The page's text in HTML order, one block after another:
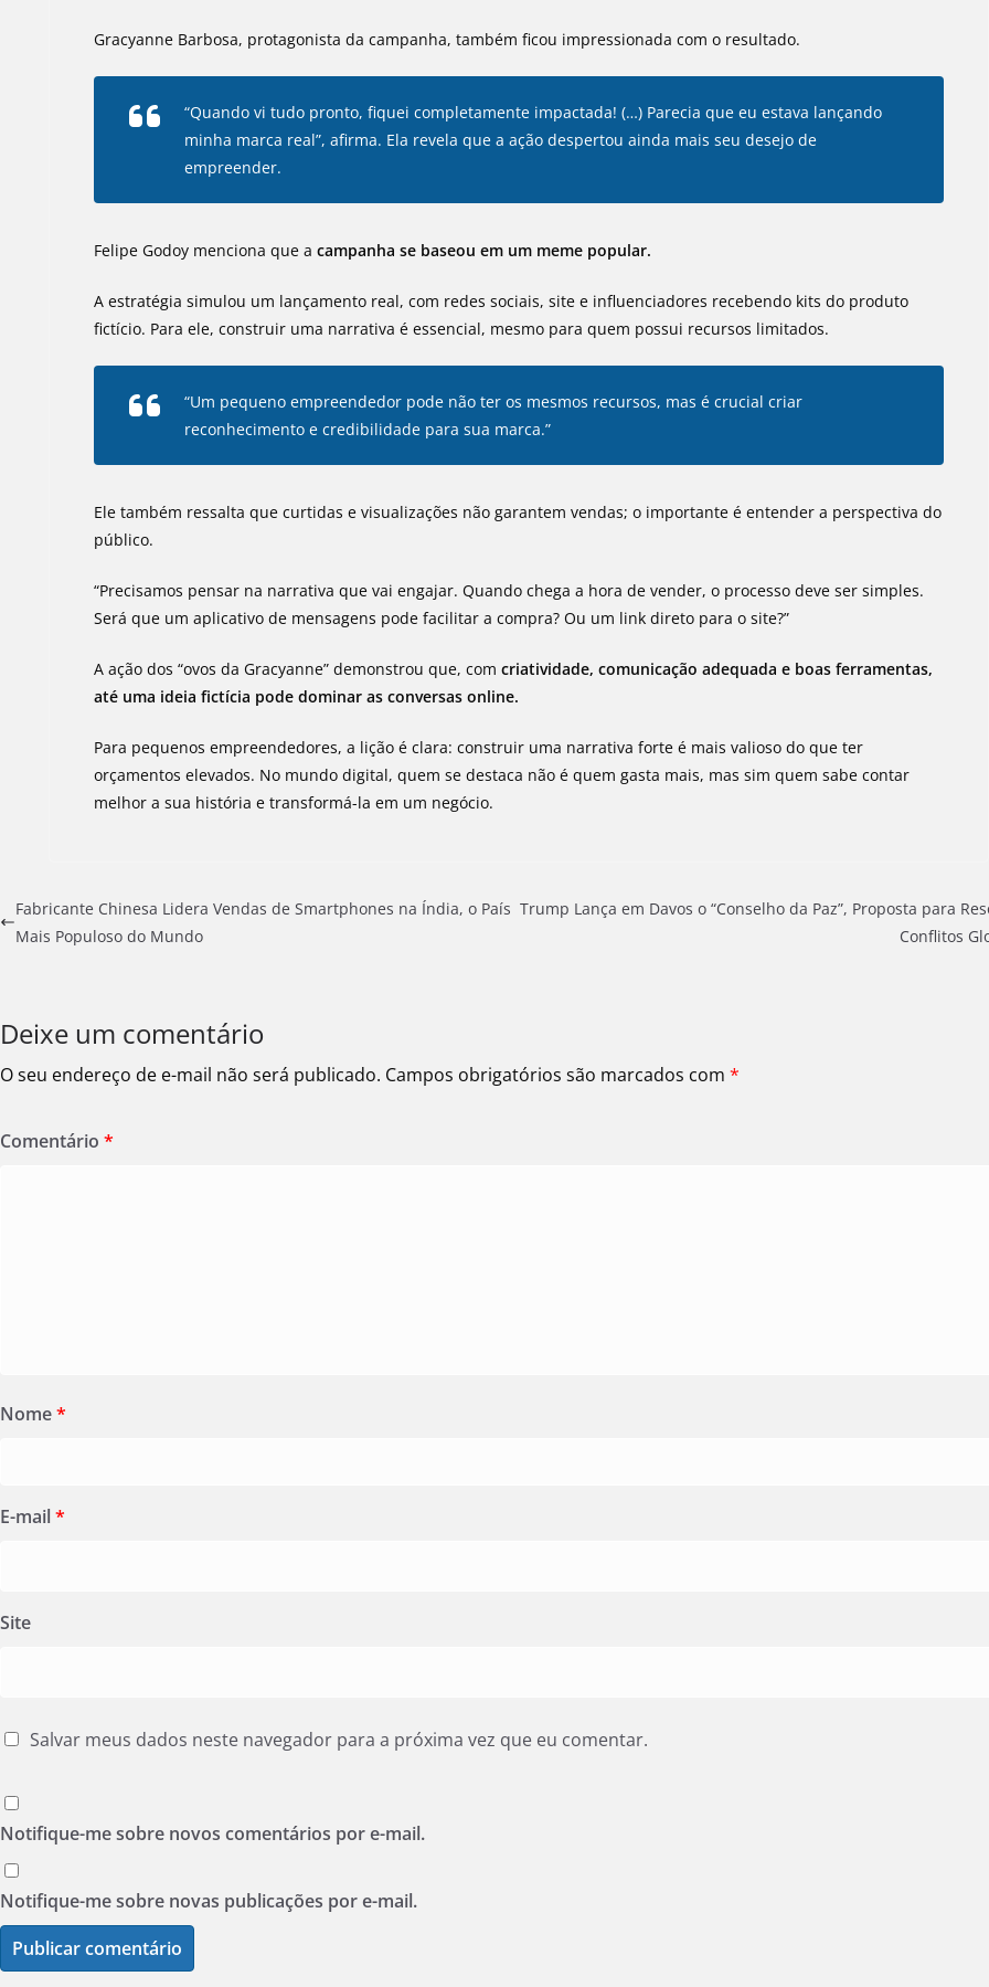
Gracyanne Barbosa, protagonista da campanha, também ficou impressionada com o resultado.
“Quando vi tudo pronto, fiquei completamente impactada! (…) Parecia que eu estava lançando
minha marca real”, afirma. Ela revela que a ação despertou ainda mais seu desejo de
empreender.
Felipe Godoy menciona que acampanha se baseou em um meme popular.
A estratégia simulou um lançamento real, com redes sociais, site e influenciadores recebendo kits do produto
fictício. Para ele, construir uma narrativa é essencial, mesmo para quem possui recursos limitados.
“Um pequeno empreendedor pode não ter os mesmos recursos, mas é crucial criar
reconhecimento e credibilidade para sua marca.”
Ele também ressalta que curtidas e visualizações não garantem vendas; o importante é entender a perspectiva do
público.
“Precisamos pensar na narrativa que vai engajar. Quando chega a hora de vender, o processo deve ser simples.
Será que um aplicativo de mensagens pode facilitar a compra? Ou um link direto para o site?”
A ação dos “ovos da Gracyanne” demonstrou que, comcriatividade, comunicação adequada e boas ferramentas,
até uma ideia fictícia pode dominar as conversas online.
Para pequenos empreendedores, a lição é clara: construir uma narrativa forte é mais valioso do que ter
orçamentos elevados. No mundo digital, quem se destaca não é quem gasta mais, mas sim quem sabe contar
melhor a sua história e transformá-la em um negócio.
Fabricante Chinesa Lidera Vendas de Smartphones na Índia, o País
Mais Populoso do Mundo
Trump Lança em Davos o “Conselho da Paz”, Proposta para
Conflitos
Deixe um comentário
O seu endereço de e-mail não será publicado. Campos obrigatórios são marcados com *
Comentário *
Nome*
E-mail*
Site
Salvar meus dados neste navegador para a próxima vez que eu comentar.
Notifique-me sobre novos comentários por e-mail.
Notifique-me sobre novas publicações por e-mail.